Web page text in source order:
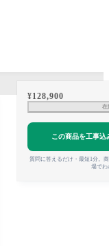
¥128,900
在
この商品を工事込
質問に答えるだけ・最短1分。
場でわ